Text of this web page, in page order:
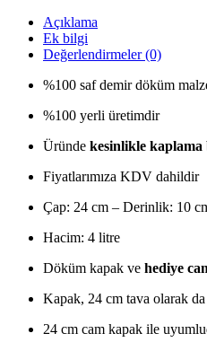
Açıklama
Ek bilgi
Değerlendirmeler (0)
%100 saf demir döküm
%100 yerli üretimdir
Üründe kesinlikle kaplama
Fiyatlarımıza KDV dahildir
Çap: 24 cm – Derinlik: 10
Hacim: 4 litre
Döküm kapak ve hediye
Kapak, 24 cm tava olarak
24 cm cam kapak ile